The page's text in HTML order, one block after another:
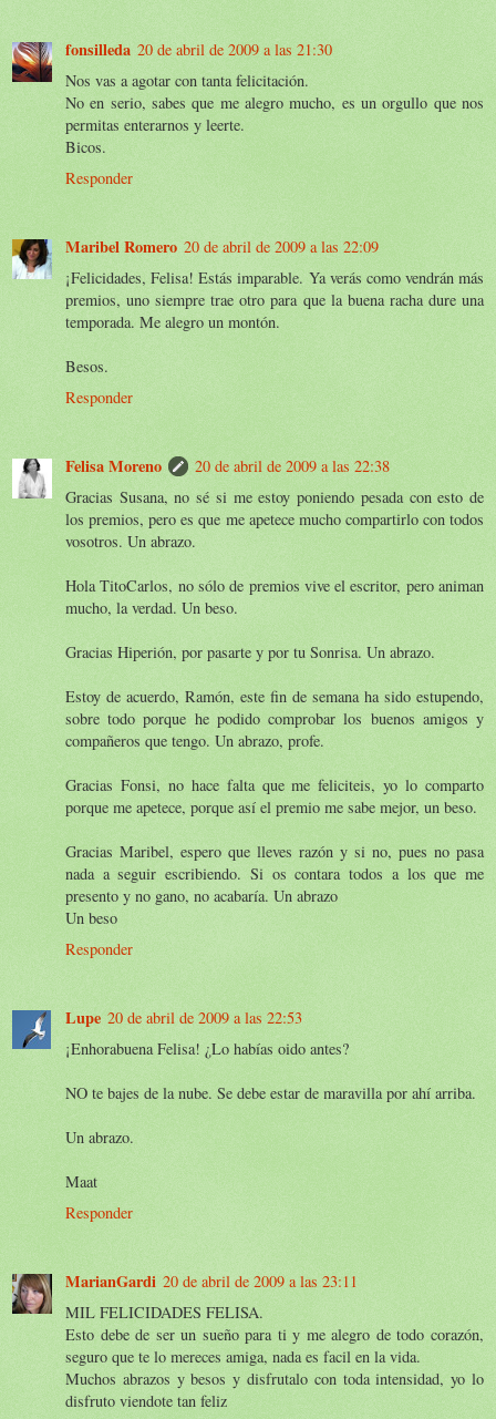
fonsilleda 20 de abril de 2009 a las 21:30
Nos vas a agotar con tanta felicitación.
No en serio, sabes que me alegro mucho, es un orgullo que nos
permitas enterarnos y leerte.
Bicos.
Responder
Maribel Romero 20 de abril de 2009 a las 22:09
¡Felicidades, Felisa! Estás imparable. Ya verás como vendrán más
premios, uno siempre trae otro para que la buena racha dure una
temporada. Me alegro un montón.
Besos.
Responder
Felisa Moreno
20 de abril de 2009 a las 22:38
Gracias Susana, no sé si me estoy poniendo pesada con esto de
los premios, pero es que me apetece mucho compartirlo con todos
vosotros. Un abrazo.
Hola TitoCarlos, no sólo de premios vive el escritor, pero animan
mucho, la verdad. Un beso.
Gracias Hiperión, por pasarte y por tu Sonrisa. Un abrazo.
Estoy de acuerdo, Ramón, este fin de semana ha sido estupendo,
sobre todo porque he podido comprobar los buenos amigos y
compañeros que tengo. Un abrazo, profe.
Gracias Fonsi, no hace falta que me feliciteis, yo lo comparto
porque me apetece, porque así el premio me sabe mejor, un beso.
Gracias Maribel, espero que lleves razón y si no, pues no pasa
nada a seguir escribiendo. Si os contara todos a los que me
presento y no gano, no acabaría. Un abrazo
Un beso
Responder
Lupe 20 de abril de 2009 a las 22:53
¡Enhorabuena Felisa! ¿Lo habías oido antes?
NO te bajes de la nube. Se debe estar de maravilla por ahí arriba.
Un abrazo.
Maat
Responder
MarianGardi 20 de abril de 2009 a las 23:11
MIL FELICIDADES FELISA.
Esto debe de ser un sueño para ti y me alegro de todo corazón,
seguro que te lo mereces amiga, nada es facil en la vida.
Muchos abrazos y besos y disfrutalo con toda intensidad, yo lo
disfruto viendote tan feliz